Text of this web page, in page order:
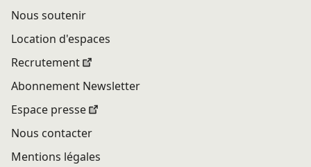
Nous soutenir
Location d'espaces
Recrutement
Abonnement Newsletter
Espace presse
Nous contacter
Mentions légales